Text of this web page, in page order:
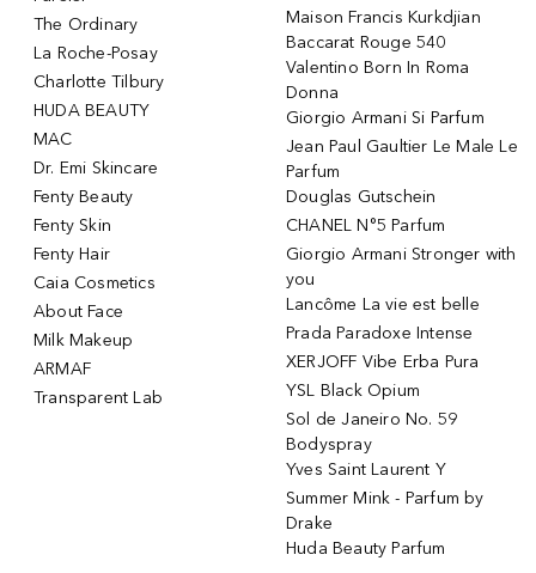
The Ordinary
La Roche-Posay
Charlotte Tilbury
HUDA BEAUTY
MAC
Dr. Emi Skincare
Fenty Beauty
Fenty Skin
Fenty Hair
Caia Cosmetics
About Face
Milk Makeup
ARMAF
Transparent Lab
Maison Francis Kurkdjian
Baccarat Rouge 540
Valentino Born In Roma
Donna
Giorgio Armani Si Parfum
Jean Paul Gaultier Le Male Le
Parfum
Douglas Gutschein
CHANEL N°5 Parfum
Giorgio Armani Stronger with
you
Lancôme La vie est belle
Prada Paradoxe Intense
XERJOFF Vibe Erba Pura
YSL Black Opium
Sol de Janeiro No. 59
Bodyspray
Yves Saint Laurent Y
Summer Mink - Parfum by
Drake
Huda Beauty Parfum